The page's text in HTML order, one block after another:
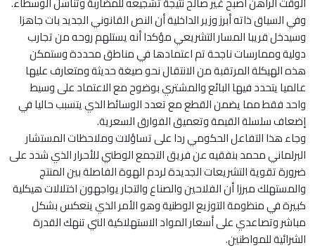
وفي السياق ذاته أبرز وزير الداخلية أن النص القانوني الجديد بات جاهزا
وسيدخل قريبا المسار التشريعي مؤكدا أنه يستلهم روحه من تجارب
دولية وممارسات ناجحة تم اعتمادها في مناطق محددة وستمكن
هذه الهيكلة المرتقبة من الانتقال نحو صيغة حديثة ومتعارف عليها
عالميا يتحدد فيها البائع والمشتري بوضوح مع الاعتماد على وسيط
واحد فقط مما يضمن القطع مع تعدد الوسائط الذي يتسبب حاليا في
إضعاف سلسلة القيمة وتعميق الفوارق السعرية.
وجاء هذا التفاعل الحكومي ردا على تساؤلات وملاحظات المستشار
البرلماني محمد بنفقيه عن فريق التجمع الوطني للأحرار الذي شدد على
ضرورة تقوية التشريعات الجديدة لردم الهوة الفاصلة بين المنتج
والمستهلك مبرزا أن الفلاحين والصناع والتجار يواجهون اختلالات هيكلية
كبيرة في منظومة التوزيع الوطنية وهو الأمر الذي ينعكس بشكل
مباشر وتصاعدي على أسعار المواد الاستهلاكية التي تنهك القدرة
الشرائية للمواطنين.